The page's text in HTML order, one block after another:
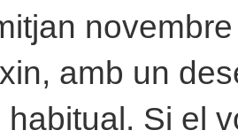
amb un
habitual. Si el